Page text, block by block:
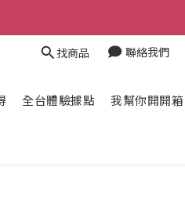
找商品 聯絡我們
全台體驗據點 我幫你開開箱